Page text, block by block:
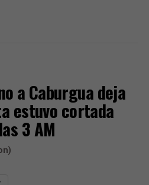
a Caburgua deja
estuvo cortada
3 AM